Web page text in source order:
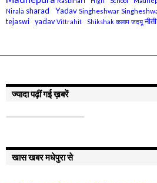
Nirala sharad Yadav Singheshwar
tejaswi yadav Vittrahit Shikshak कलाम जदयू
ज्यादा पढ़ीं गई ख़बरें
खास खबर मधेपुरा से